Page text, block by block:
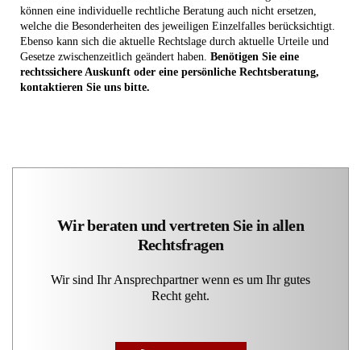
können eine individuelle rechtliche Beratung auch nicht ersetzen,
welche die Besonderheiten des jeweiligen Einzelfalles berücksichtigt.
Ebenso kann sich die aktuelle Rechtslage durch aktuelle Urteile und
Gesetze zwischenzeitlich geändert haben. Benötigen Sie eine
rechtssichere Auskunft oder eine persönliche Rechtsberatung,
kontaktieren Sie uns bitte.
Wir beraten und vertreten Sie in allen
Rechtsfragen
Wir sind Ihr Ansprechpartner wenn es um Ihr gutes
Recht geht.